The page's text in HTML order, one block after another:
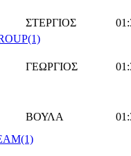
ΣΤΕΡΓΙΟΣ
(1)
ΓΕΩΡΓΙΟΣ
ΒΟΥΛΑ
(1)